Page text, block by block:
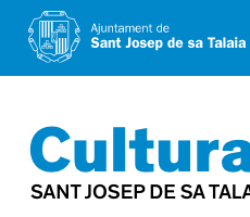
al
contingut